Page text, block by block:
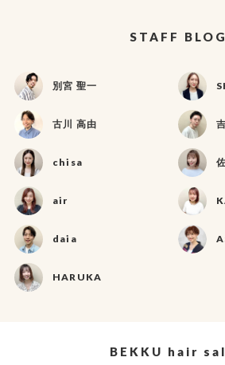
STAFF BLOG
別宮 聖一
古川 高由
chisa
air
daia
HARUKA
BEKKU hair